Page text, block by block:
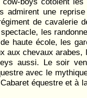
admirent une
de cavalerie
les
haute école, les
aux chevaux
aussi. Le soir
avec le
équestre et à